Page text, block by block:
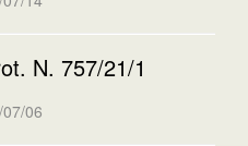
N. 757/21/1
06